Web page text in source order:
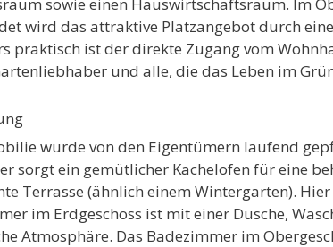
sowie einen Hauswirtschaftsraum. Im
wird das attraktive Platzangebot durch
praktisch ist der direkte Zugang vom
und alle, die das Leben im
wurde von den Eigentümern laufend
sorgt ein gemütlicher Kachelofen für eine
Terrasse (ähnlich einem Wintergarten).
im Erdgeschoss ist mit einer Dusche,
Atmosphäre. Das Badezimmer im